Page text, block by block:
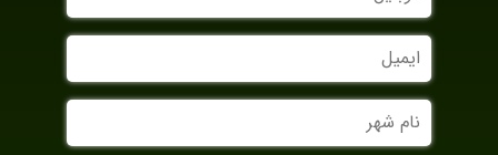
ایمیل
نام
شهر